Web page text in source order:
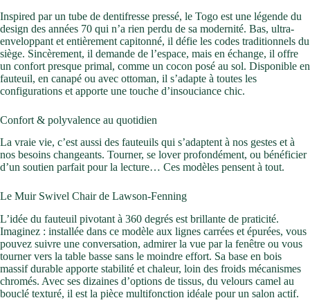
Inspired par un tube de dentifresse pressé, le Togo est une légende du
design des années 70 qui n’a rien perdu de sa modernité. Bas, ultra-
enveloppant et entièrement capitonné, il défie les codes traditionnels du
siège. Sincèrement, il demande de l’espace, mais en échange, il offre
un confort presque primal, comme un cocon posé au sol. Disponible en
fauteuil, en canapé ou avec ottoman, il s’adapte à toutes les
configurations et apporte une touche d’insouciance chic.
Confort & polyvalence au quotidien
La vraie vie, c’est aussi des fauteuils qui s’adaptent à nos gestes et à
nos besoins changeants. Tourner, se lover profondément, ou bénéficier
d’un soutien parfait pour la lecture… Ces modèles pensent à tout.
Le Muir Swivel Chair de Lawson-Fenning
L’idée du fauteuil pivotant à 360 degrés est brillante de praticité.
Imaginez : installée dans ce modèle aux lignes carrées et épurées, vous
pouvez suivre une conversation, admirer la vue par la fenêtre ou vous
tourner vers la table basse sans le moindre effort. Sa base en bois
massif durable apporte stabilité et chaleur, loin des froids mécanismes
chromés. Avec ses dizaines d’options de tissus, du velours camel au
bouclé texturé, il est la pièce multifonction idéale pour un salon actif.